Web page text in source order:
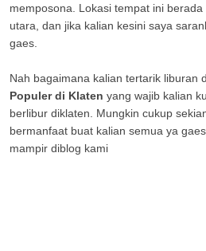
memposona. Lokasi tempat ini
utara, dan jika kalian kesini saya
gaes.
Nah bagaimana kalian tertarik liburan
Populer di Klaten yang wajib kalian
berlibur diklaten. Mungkin cukup
bermanfaat buat kalian semua ya
mampir diblog kami